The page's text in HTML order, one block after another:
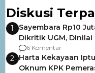
Diskusi
1
Sayembara Rp10
Dikritik UGM, Dinilai
Gagalnya Negara
6 Komentar
2 Harta Kekayaan
Oknum KPK